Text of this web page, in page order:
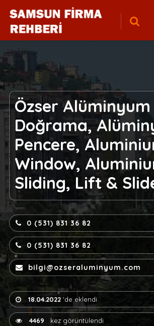
Özser Alüminyum
Doğrama,
Pencere,
Window,
Sliding, Lift &
0 (531) 831 36 82
0 (531) 831 36 82
bilgi@ozseraluminyum.com
18.04.2022'de eklendi
4469 kez görüntülendi